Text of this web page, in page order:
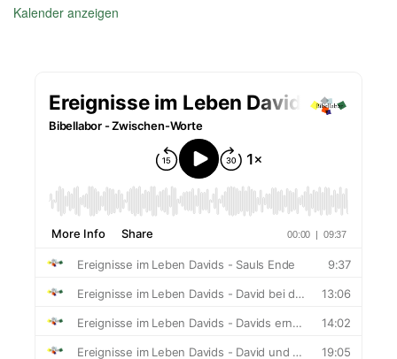
Kalender anzeigen